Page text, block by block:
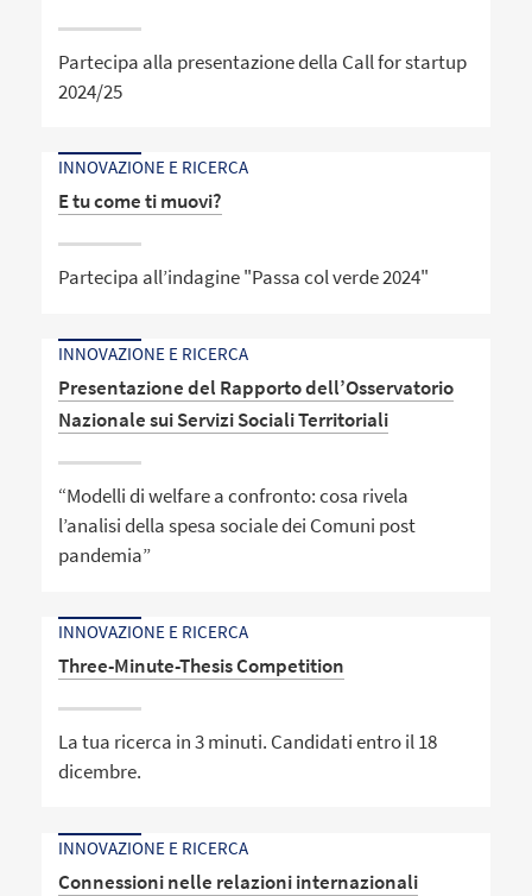
Partecipa alla presentazione della Call for startup
2024/25
INNOVAZIONE E RICERCA
E tu come ti muovi?
Partecipa all’indagine "Passa col verde 2024"
INNOVAZIONE E RICERCA
Presentazione del Rapporto dell’Osservatorio
Nazionale sui Servizi Sociali Territoriali
“Modelli di welfare a confronto: cosa rivela
l’analisi della spesa sociale dei Comuni post
pandemia”
INNOVAZIONE E RICERCA
Three-Minute-Thesis Competition
La tua ricerca in 3 minuti. Candidati entro il 18
dicembre.
INNOVAZIONE E RICERCA
Connessioni nelle relazioni internazionali